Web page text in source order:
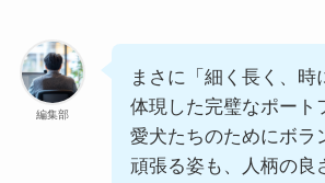
編集部
まさに「細く長く、時
体現した完璧なポート
愛犬たちのためにボラ
頑張る姿も、人柄の良